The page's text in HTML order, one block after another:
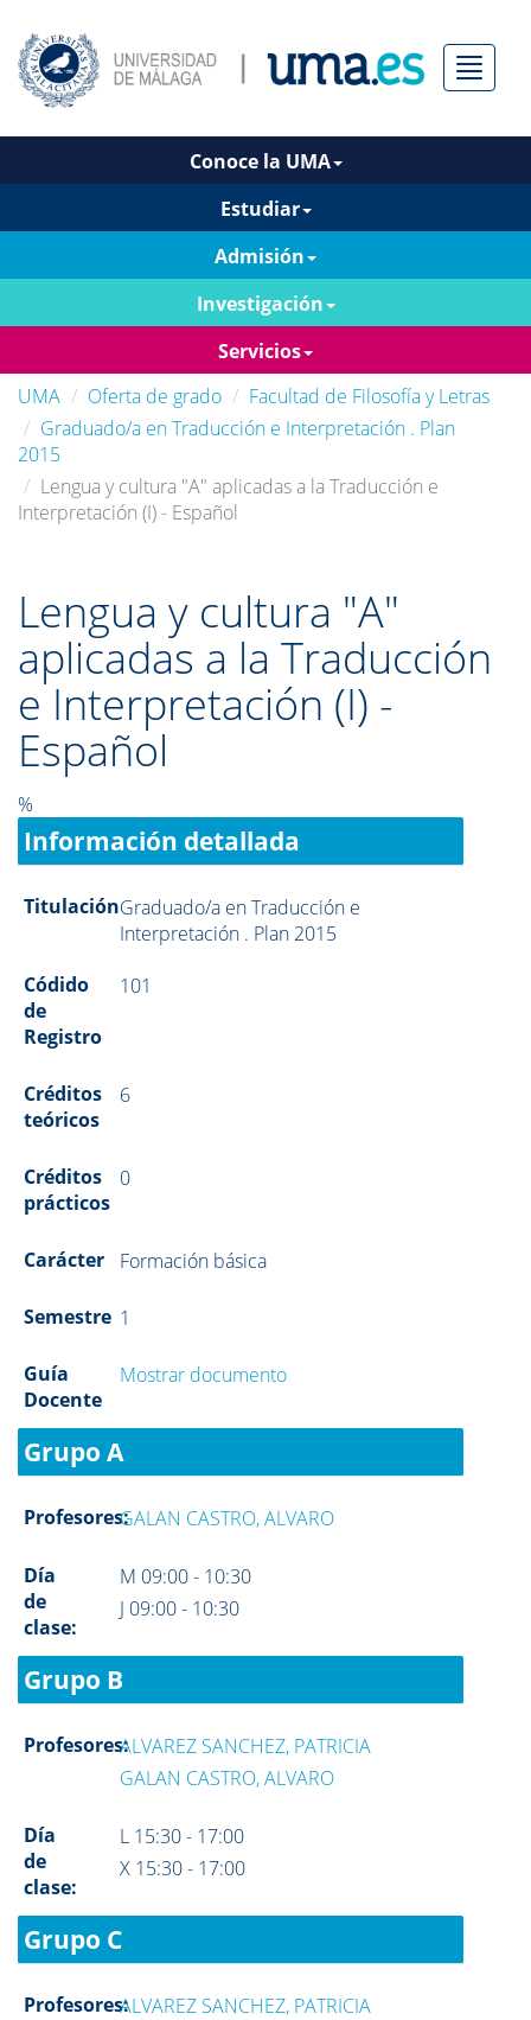
Menú
Conoce la UMA
Estudiar
Admisión
Investigación
Servicios
UMA
Oferta de grado
Facultad de Filosofía y Letras
Graduado/a en Traducción e Interpretación . Plan
2015
Lengua y cultura "A" aplicadas a la Traducción e
Interpretación (I) - Español
Lengua y cultura "A"
aplicadas a la Traducción
e Interpretación (I) -
Español
%
Información detallada
TitulaciónGraduado/a en Traducción e
Interpretación . Plan 2015
Códido
de
Registro
101
Créditos
teóricos
6
Créditos
prácticos
0
Carácter Formación básica
Semestre 1
Guía
Docente
Mostrar documento
Grupo A
Profesores:GALAN CASTRO, ALVARO
Día
de
clase:
M 09:00 - 10:30
J 09:00 - 10:30
Grupo B
Profesores:ALVAREZ SANCHEZ, PATRICIA
GALAN CASTRO, ALVARO
Día
de
clase:
L 15:30 - 17:00
X 15:30 - 17:00
Grupo C
Profesores:ALVAREZ SANCHEZ, PATRICIA